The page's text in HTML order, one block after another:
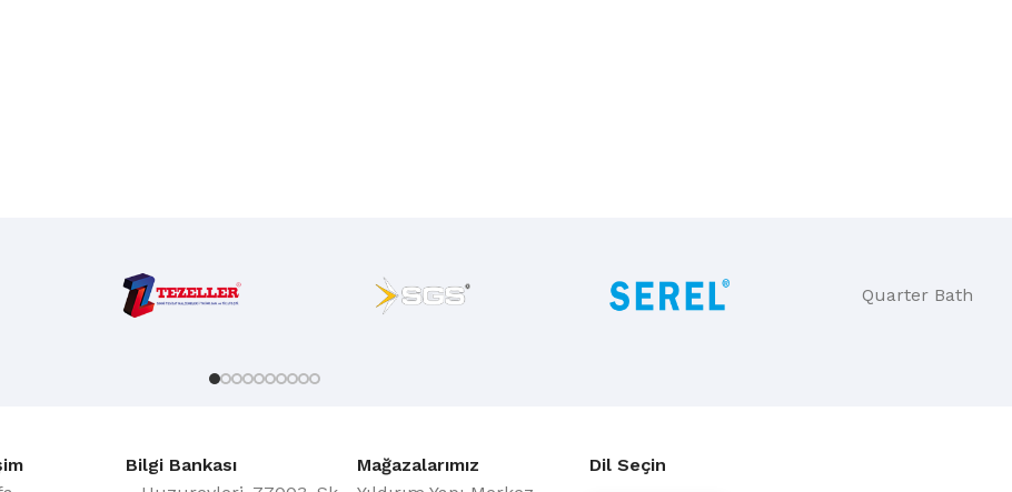
Quarter Bath
Bilgi Bankası
Mağazalarımız
Dil Seçin